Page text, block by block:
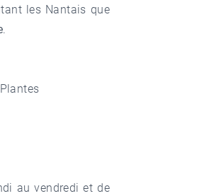
les Nantais que
.
au vendredi et de